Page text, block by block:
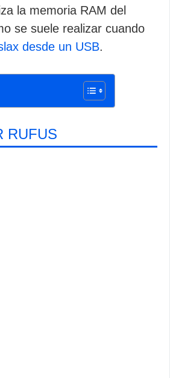
la memoria RAM del
se suele realizar cuando
desde un USB.
RUFUS